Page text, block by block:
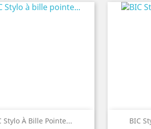
Stylo À Bille Pointe...
 Aperçu rapide BIC